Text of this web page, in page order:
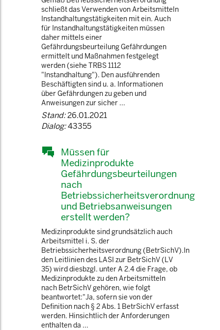
schließt das Verwenden von Arbeitsmitteln
Instandhaltungstätigkeiten mit ein. Auch
für Instandhaltungstätigkeiten müssen
daher mittels einer
Gefährdungsbeurteilung Gefährdungen
ermittelt und Maßnahmen festgelegt
werden (siehe TRBS 1112
"Instandhaltung"). Den ausführenden
Beschäftigten sind u. a. Informationen
über Gefährdungen zu geben und
Anweisungen zur sicher ...
Stand:26.01.2021
Dialog:43355
Müssen für
Medizinprodukte
Gefährdungsbeurteilungen
nach
Betriebssicherheitsverordnung
und Betriebsanweisungen
erstellt werden?
Medizinprodukte sind grundsätzlich auch
Arbeitsmittel i. S. der
Betriebssicherheitsverordnung (BetrSichV).In
den Leitlinien des LASI zur BetrSichV (LV
35) wird diesbzgl. unter A 2.4 die Frage, ob
Medizinprodukte zu den Arbeitsmitteln
nach BetrSichV gehören, wie folgt
beantwortet:"Ja, sofern sie von der
Definition nach § 2 Abs. 1 BetrSichV erfasst
werden. Hinsichtlich der Anforderungen
enthalten da ...